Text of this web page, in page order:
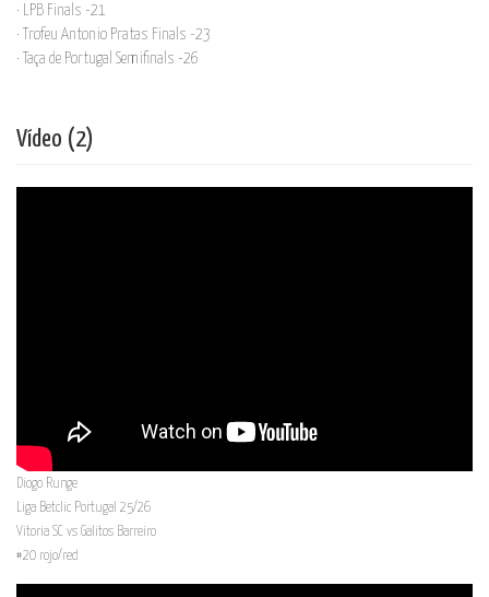
· LPB Finals -21
· Trofeu Antonio Pratas Finals -23
· Taça de Portugal Semifinals -26
Vídeo (2)
Diogo Runge
Liga Betclic Portugal 25/26
Vitoria SC vs Galitos Barreiro
#20 rojo/red